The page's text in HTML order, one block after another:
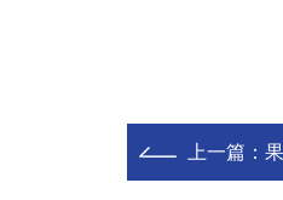
上一篇：